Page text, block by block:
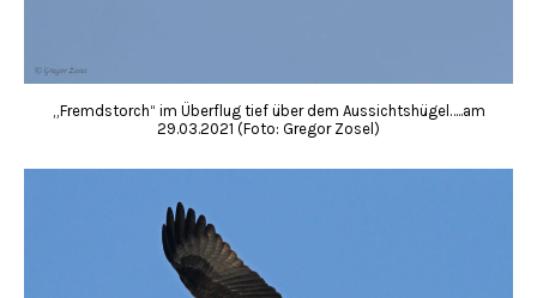
„Fremdstorch“ im Überflug tief über dem Aussichtshügel…..am
29.03.2021 (Foto: Gregor Zosel)